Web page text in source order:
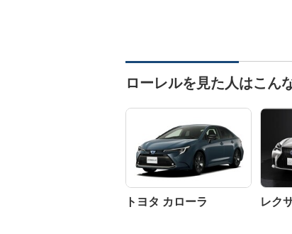
ローレルを見た人はこん
トヨタ カローラ レク